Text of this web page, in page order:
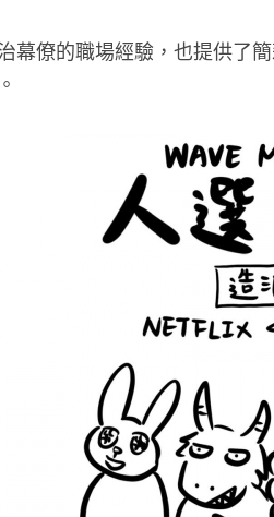
幕僚的職場經驗，也提供了